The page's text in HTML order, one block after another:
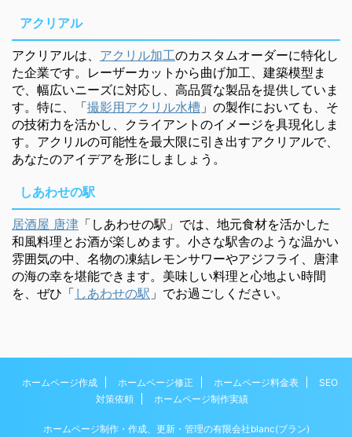
アクリアル
アクリアルは、 アクリル加工のカスタムオーダーに特化し
た企業です。レーザーカットから曲げ加工、建築模型ま
で、幅広いニーズに対応し、高品質な製品を提供していま
す。特に、「撮影用アクリル水槽 」の製作においても、そ
の技術力を活かし、クライアントのイメージを具現化しま
す。アクリルの可能性を最大限に引き出すアクリアルで、
あなたのアイデアを形にしましょう。
しあわせの駅
居酒屋 唐津 「しあわせの駅」では、地元食材を活かした
和風料理とお酒が楽しめます。小さな駅舎のような温かい
雰囲気の中、名物の凍結レモンサワーやアジフライ、唐津
の海の幸を堪能できます。美味しい料理と心地よい時間
を、ぜひ「 しあわせの駅 」でお過ごしください。
ホームページ作成 ホームページ修正 ホームページ料金表
SEO
対策依頼
ホームページ制作実績
ホームページ制作・作成、更新・管理の有限会社blanc(ブラン)